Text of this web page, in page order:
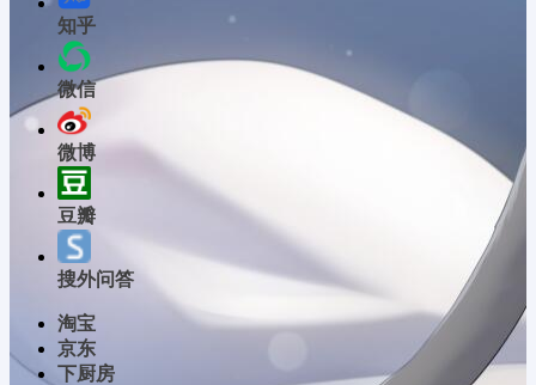
知乎
微信
微博
豆瓣
搜外问答
淘宝
京东
下厨房